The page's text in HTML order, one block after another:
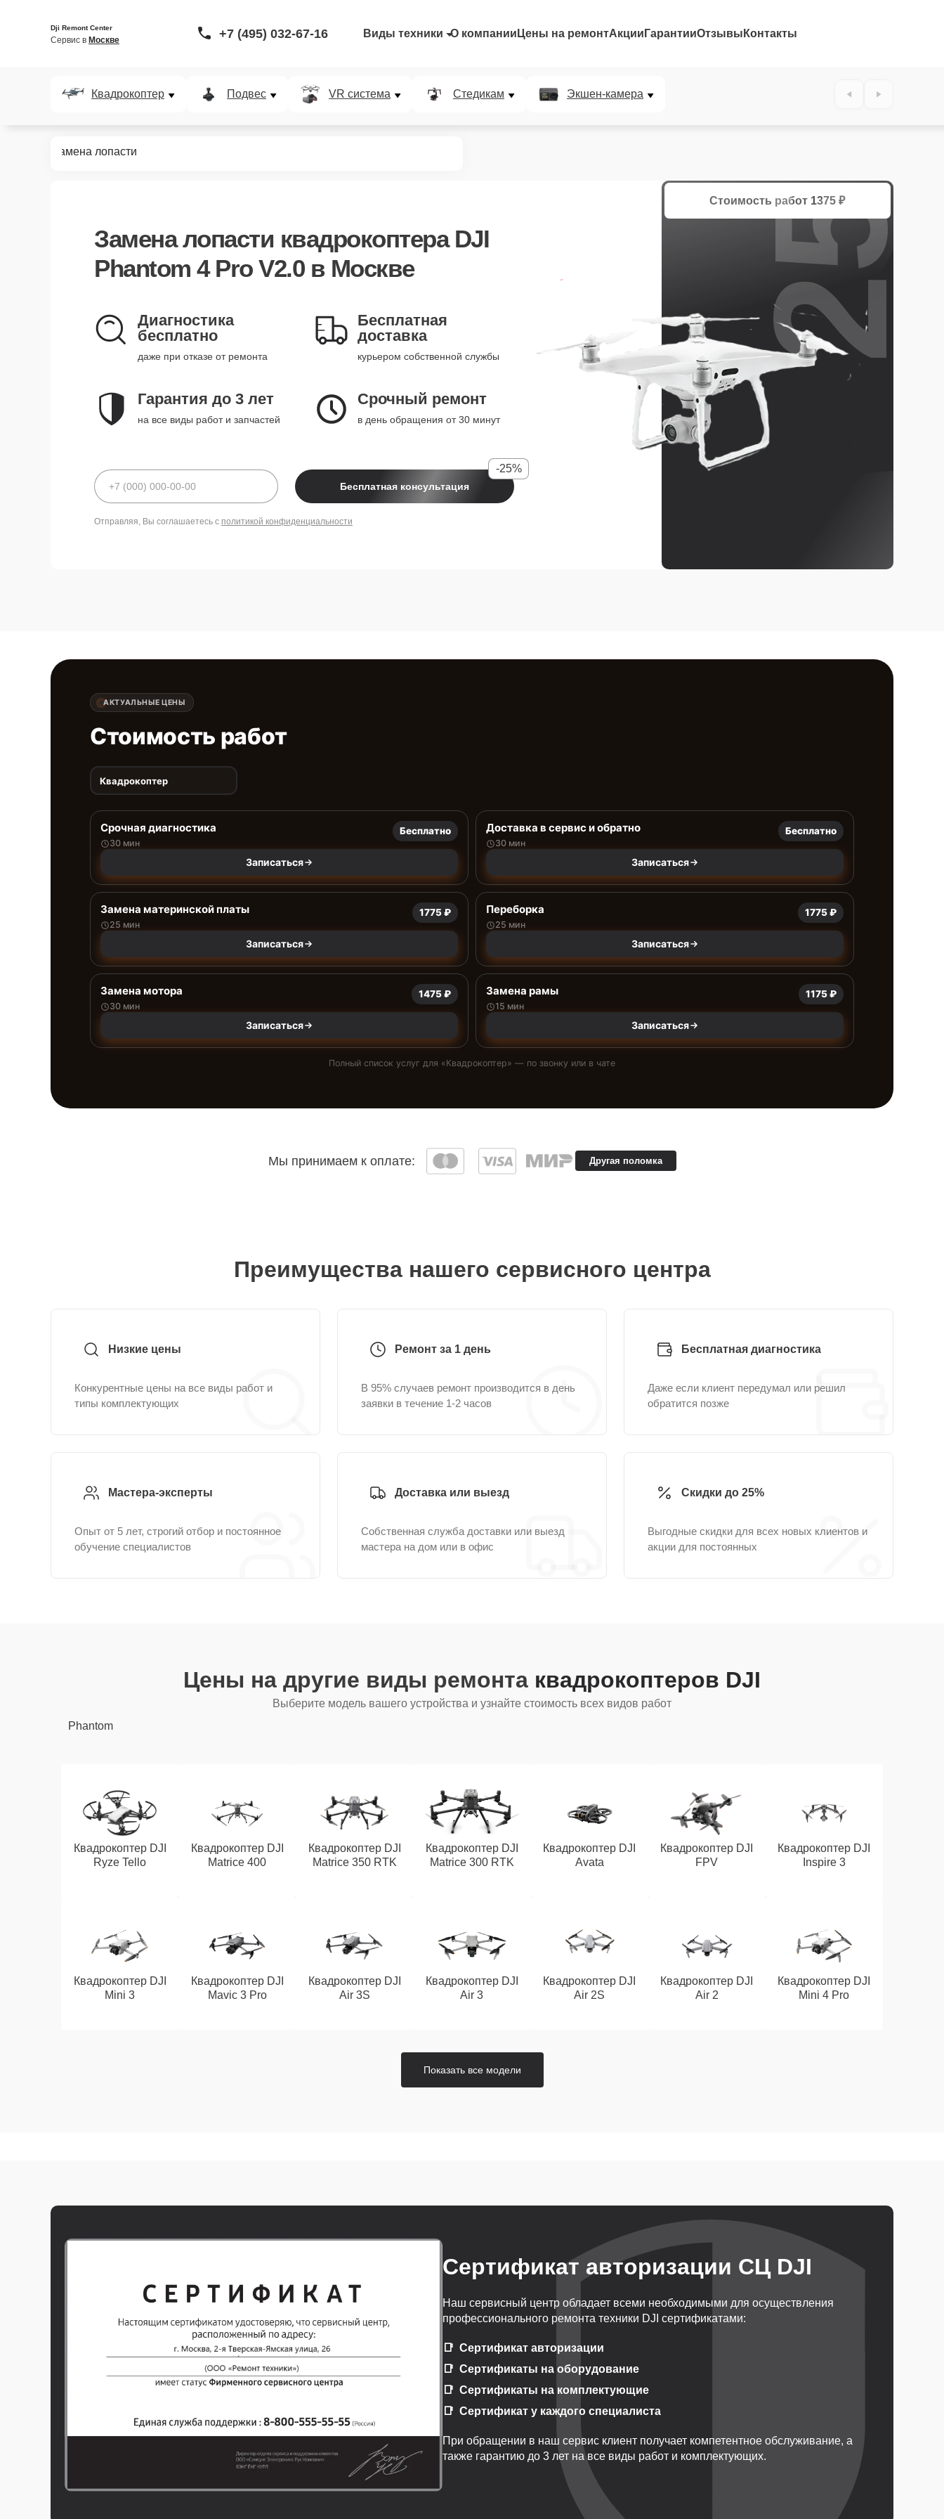
Dji Remont Center
Сервис в Москве +7 (495) 032-67-16 Виды техники О компании Цены на ремонтАкции ГарантииОтзывы Контакты
Квадрокоптер Подвес VR система Стедикам Экшен-камера
Замена лопасти
Замена лопасти квадрокоптера DJI
Phantom 4 Pro V2.0 в Москве
Диагностика
бесплатно
даже при отказе от ремонта
Бесплатная
доставка
курьером собственной службы
Гарантия до 3 лет
на все виды работ и запчастей
Срочный ремонт
в день обращения от 30 минут
Бесплатная консультация
-25%
Отправляя, Вы соглашаетесь с политикой конфиденциальности
Стоимость работ 1375 ₽
25%
АКТУАЛЬНЫЕ ЦЕНЫ
Стоимость работ
Квадрокоптер
Срочная диагностика
30 мин
Бесплатно
Записаться
Доставка в сервис и обратно
30 мин
Бесплатно
Записаться
Замена материнской платы
25 мин
1775 ₽
Записаться
Переборка
25 мин
1775 ₽
Записаться
Замена мотора
30 мин
1475 ₽
Записаться
Замена рамы
15 мин
1175 ₽
Записаться
Полный список услуг для «Квадрокоптер» — по звонку или в чате
Мы принимаем к оплате: Другая поломка
Преимущества нашего сервисного центра
Низкие цены
Конкурентные цены на все виды работ и
типы комплектующих
Ремонт за 1 день
В 95% случаев ремонт производится в день
заявки в течение 1-2 часов
Бесплатная диагностика
Даже если клиент передумал или решил
обратится позже
Мастера-эксперты
Опыт от 5 лет, строгий отбор и постоянное
обучение специалистов
Доставка или выезд
Собственная служба доставки или выезд
мастера на дом или в офис
Скидки до 25%
Выгодные скидки для всех новых клиентов и
акции для постоянных
Цены на другие виды ремонта квадрокоптеров DJI
Выберите модель вашего устройства и узнайте стоимость всех видов работ
Phantom
Квадрокоптер DJI
Ryze Tello
Квадрокоптер DJI
Matrice 400
Квадрокоптер DJI
Matrice 350 RTK
Квадрокоптер DJI
Matrice 300 RTK
Квадрокоптер DJI
Avata
Квадрокоптер DJI
FPV
Квадрокоптер DJI
Inspire 3
Квадрокоптер DJI
Mini 3
Квадрокоптер DJI
Mavic 3 Pro
Квадрокоптер DJI
Air 3S
Квадрокоптер DJI
Air 3
Квадрокоптер DJI
Air 2S
Квадрокоптер DJI
Air 2
Квадрокоптер DJI
Mini 4 Pro
Показать все модели
Сертификат авторизации СЦ DJI
Наш сервисный центр обладает всеми необходимыми для осуществления
профессионального ремонта техники DJI сертификатами:
Сертификат авторизации
Сертификаты на оборудование
Сертификаты на комплектующие
Сертификат у каждого специалиста
При обращении в наш сервис клиент получает компетентное обслуживание, а
также гарантию до 3 лет на все виды работ и комплектующих.